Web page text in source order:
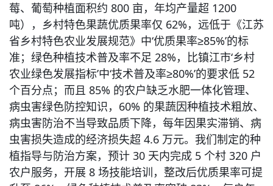
莓、葡萄种植面积约 800 亩，年均产量超 1200
吨），乡村特色果蔬优质果率仅 62%，远低于《江苏
省乡村特色农业发展规范》中‘优质果率≥85%’的标
准；绿色种植技术普及率不足 28%，比镇江市‘乡村
农业绿色发展指标’中‘技术普及率≥80%’的要求低 52
个百分点；而且 85% 的农户缺乏水肥一体化管理、
病虫害绿色防控知识，60% 的果蔬因种植技术粗放、
病虫害防治不当导致品质下降，每年因果实滞销、病
虫害损失造成的经济损失超 4.6 万元。我们制定的种
植指导与防治方案，预计 30 天内完成 5 个村 320 户
农户服务，开展 8 场技能培训，整改后优质果率可提